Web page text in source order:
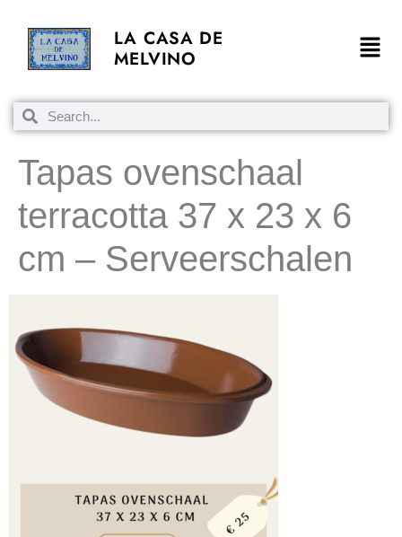
LA CASA DE
MELVINO
Tapas ovenschaal
terracotta 37 x 23 x 6
cm – Serveerschalen